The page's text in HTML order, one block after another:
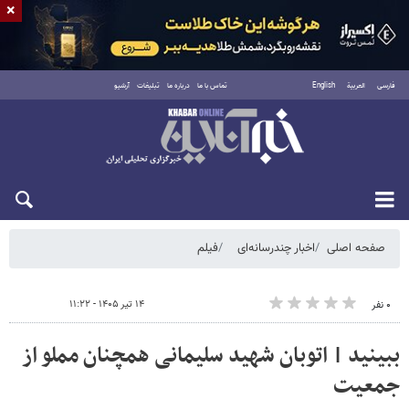
فارسی العربية English تماس با ما درباره ما تبلیغات آرشیو
پنجشنبه ۱۵ مرداد ۱۴۰۵
صفحه اصلی اخبار چندرسانه‌ای فیلم
۰ نفر ۱۴ تیر ۱۴۰۵ - ۱۱:۲۲
ببینید | اتوبان شهید سلیمانی همچنان مملو از
جمعیت
×